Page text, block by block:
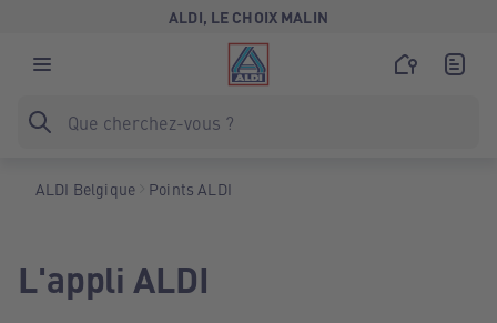
ALDI, LE CHOIX MALIN
ALDI Belgique Points ALDI
L'appli ALDI